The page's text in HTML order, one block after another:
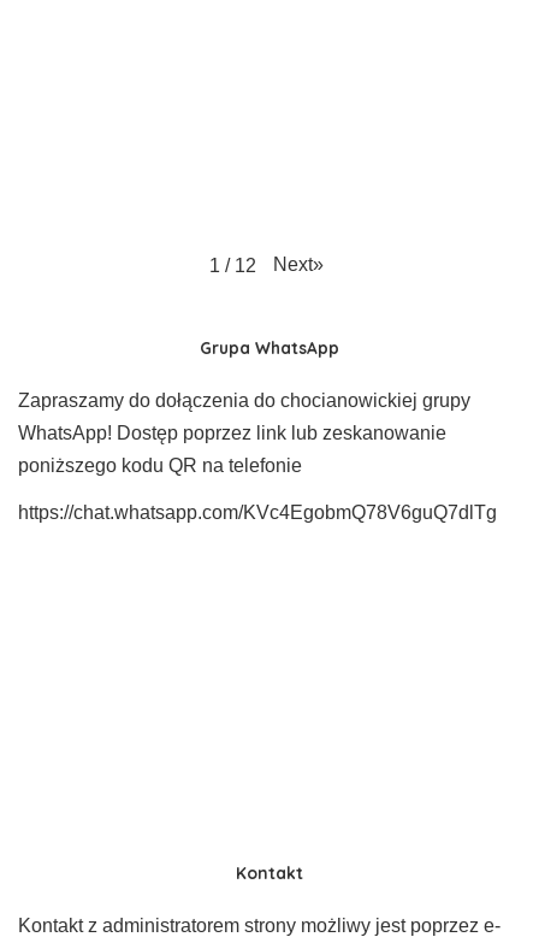
1 / 12 Next»
Grupa WhatsApp
Zapraszamy do dołączenia do chocianowickiej grupy
WhatsApp! Dostęp poprzez link lub zeskanowanie
poniższego kodu QR na telefonie
https://chat.whatsapp.com/KVc4EgobmQ78V6guQ7dlTg
Kontakt
Kontakt z administratorem strony możliwy jest poprzez e-